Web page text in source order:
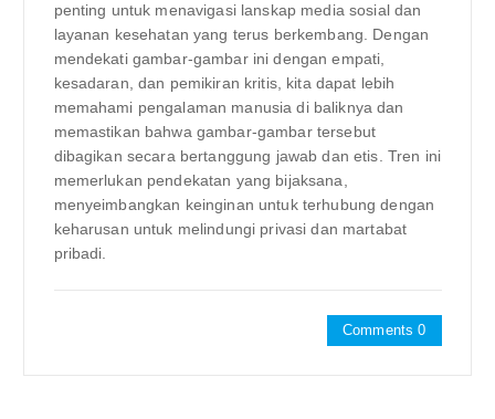
penting untuk menavigasi lanskap media sosial dan
layanan kesehatan yang terus berkembang. Dengan
mendekati gambar-gambar ini dengan empati,
kesadaran, dan pemikiran kritis, kita dapat lebih
memahami pengalaman manusia di baliknya dan
memastikan bahwa gambar-gambar tersebut
dibagikan secara bertanggung jawab dan etis. Tren ini
memerlukan pendekatan yang bijaksana,
menyeimbangkan keinginan untuk terhubung dengan
keharusan untuk melindungi privasi dan martabat
pribadi.
Comments 0